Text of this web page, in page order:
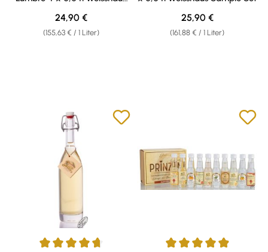
Sample Set
(155,63 € / 1 Liter)
Regulärer Preis:
24,90 €
(161,88 € / 1 Liter)
Regulärer Preis:
25,90 €